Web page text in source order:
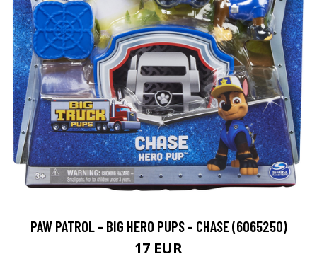
PAW PATROL - BIG HERO PUPS - CHASE (6065250)
17 EUR